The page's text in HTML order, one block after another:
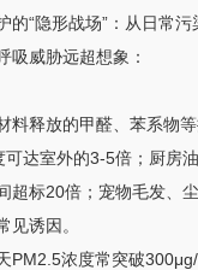
的“隐形战场”：从日常
吸威胁远超想象：
料释放的甲醛、苯系物
可达室外的3-5倍；厨房
超标20倍；宠物毛发、
见诱因。
PM2.5浓度常突破